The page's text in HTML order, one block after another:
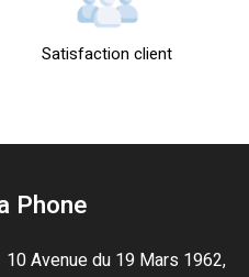
Satisfaction client
Phone
10 Avenue du 19 Mars 1962,